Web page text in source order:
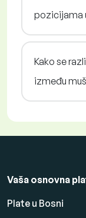
pozicijama
Kako se
između
Vaša osnovna
Plate u Bosni